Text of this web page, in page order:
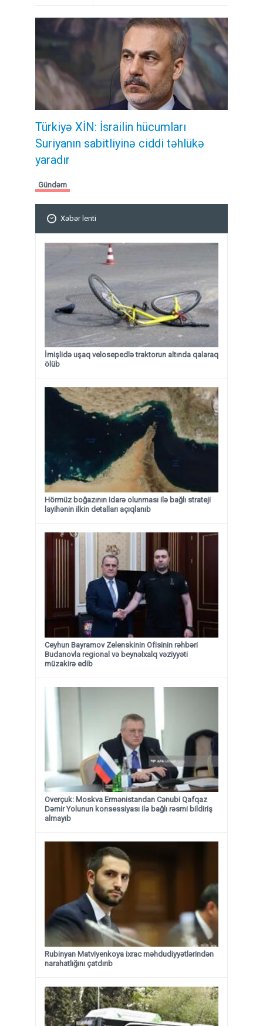
Türkiyə XİN: İsrailin hücumları
Suriyanın sabitliyinə ciddi təhlükə
yaradır
Gündəm
Xəbər lenti
İmişlidə uşaq velosepedlə traktorun altında qalaraq
ölüb
Hörmüz boğazının idarə olunması ilə bağlı strateji
layihənin ilkin detalları açıqlanıb
Ceyhun Bayramov Zelenskinin Ofisinin rəhbəri
Budanovla regional və beynəlxalq vəziyyəti
müzakirə edib
Overçuk: Moskva Ermənistandan Cənubi Qafqaz
Dəmir Yolunun konsessiyası ilə bağlı rəsmi bildiriş
almayıb
Rubinyan Matviyenkoya ixrac məhdudiyyətlərindən
narahatlığını çatdırıb